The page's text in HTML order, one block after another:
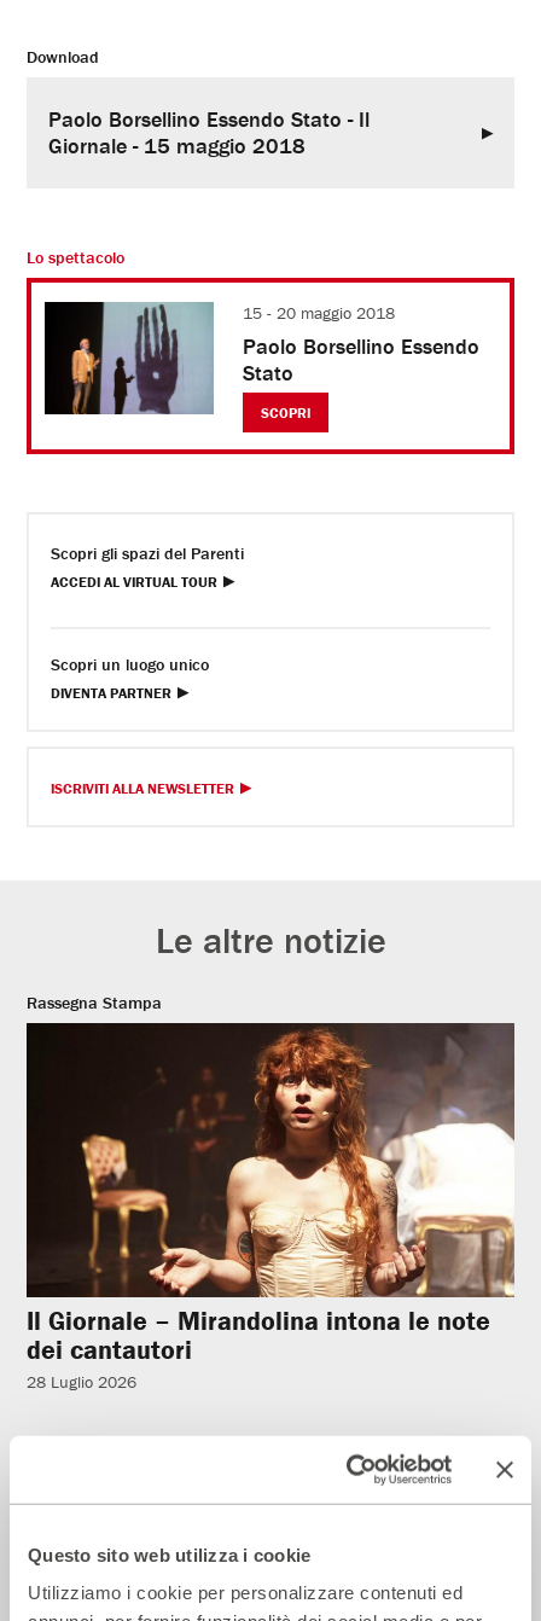
Questo sito web utilizza i cookie
Utilizziamo i cookie per personalizzare contenuti ed
Download
Paolo Borsellino Essendo Stato - Il
Giornale - 15 maggio 2018
Lo spettacolo
15 - 20 maggio 2018
Paolo Borsellino Essendo
Stato
SCOPRI
Scopri gli spazi del Parenti
ACCEDI AL VIRTUAL TOUR
Scopri un luogo unico
DIVENTA PARTNER
ISCRIVITI ALLA NEWSLETTER
Le altre notizie
Rassegna Stampa
Il Giornale – Mirandolina intona le note
dei cantautori
28 Luglio 2026